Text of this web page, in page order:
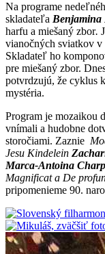
Na programe
skladateľa Benjamina
harfu a miešaný zbor.
vianočných sviatkov
Skladateľ ho
pre miešaný zbor.
potvrdzujú, že cyklus
mystéria.
Program je mozaikou
vnímali a hudobne
storočiami. Zaznie
Jesu Kindelein
Marca-Antoina
Magnificat a De
pripomenieme 90.